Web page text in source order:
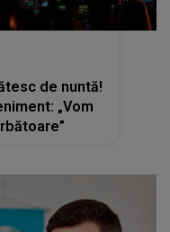
de nuntă!
„Vom